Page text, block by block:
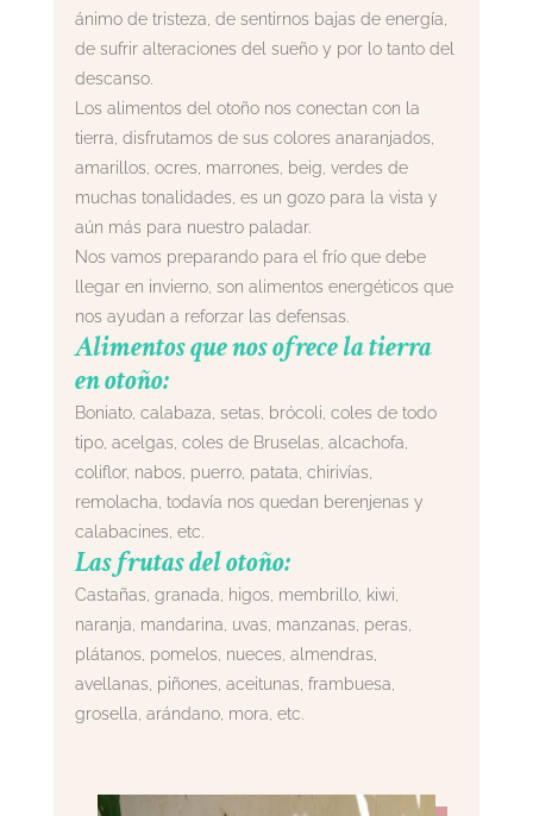
ánimo de tristeza, de sentirnos bajas de energía,
de sufrir alteraciones del sueño y por lo tanto del
descanso.
Los alimentos del otoño nos conectan con la
tierra, disfrutamos de sus colores anaranjados,
amarillos, ocres, marrones, beig, verdes de
muchas tonalidades, es un gozo para la vista y
aún más para nuestro paladar.
Nos vamos preparando para el frío que debe
llegar en invierno, son alimentos energéticos que
nos ayudan a reforzar las defensas.
Alimentos que nos ofrece la tierra
en otoño:
Boniato, calabaza, setas, brócoli, coles de todo
tipo, acelgas, coles de Bruselas, alcachofa,
coliflor, nabos, puerro, patata, chirivías,
remolacha, todavía nos quedan berenjenas y
calabacines, etc.
Las frutas del otoño:
Castañas, granada, higos, membrillo, kiwi,
naranja, mandarina, uvas, manzanas, peras,
plátanos, pomelos, nueces, almendras,
avellanas, piñones, aceitunas, frambuesa,
grosella, arándano, mora, etc.